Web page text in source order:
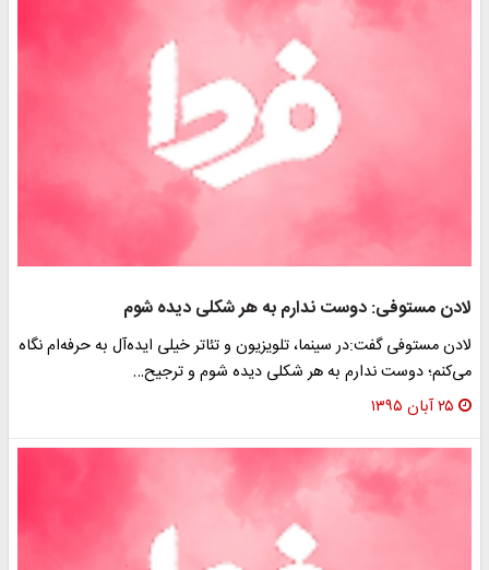
لادن مستوفی: دوست ندارم به هر شکلی دیده شوم
لادن مستوفی گفت:در سینما، تلویزیون و تئاتر خیلی ایده‌آل به حرفه‌ام نگاه
می‌کنم؛ دوست ندارم به هر شکلی دیده شوم و ترجیح…
۲۵ آبان ۱۳۹۵